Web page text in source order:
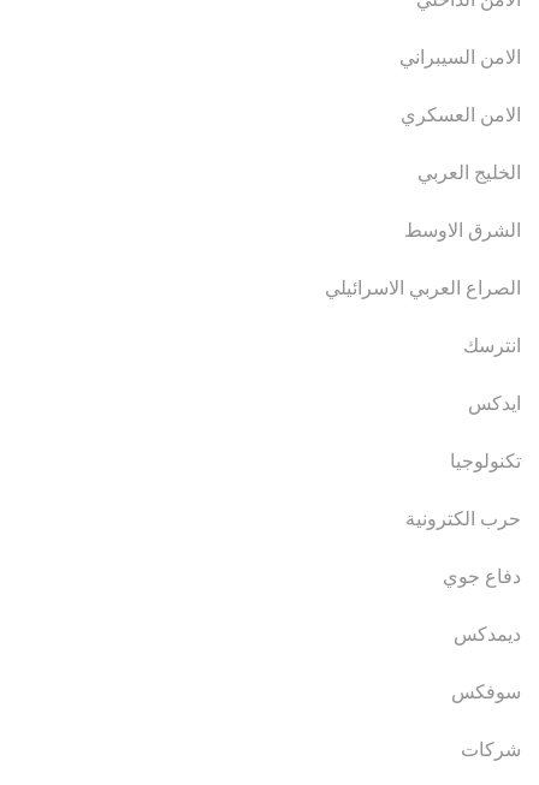
الامن السيبراني
الامن العسكري
الخليج العربي
الشرق الاوسط
الصراع العربي الاسرائيلي
انترسك
ايدكس
تكنولوجيا
حرب الكترونية
دفاع جوي
ديمدكس
سوفكس
شركات